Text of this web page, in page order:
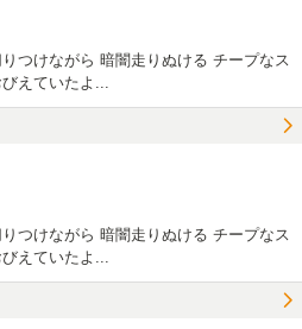
つけながら 暗闇走りぬける チープなス
えていたよ...
つけながら 暗闇走りぬける チープなス
えていたよ...